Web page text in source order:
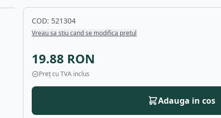
COD: 521304
Vreau sa stiu cand se modifica pretul
19.88 RON
Preț cu TVA inclus
Adauga in cos